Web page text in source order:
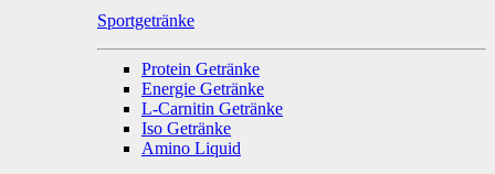
Sportgetränke
Protein Getränke
Energie Getränke
L-Carnitin Getränke
Iso Getränke
Amino Liquid